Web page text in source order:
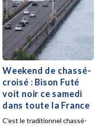
Weekend de chassé-
croisé : Bison Futé
voit noir ce samedi
dans toute la France
C'est le traditionnel chassé-